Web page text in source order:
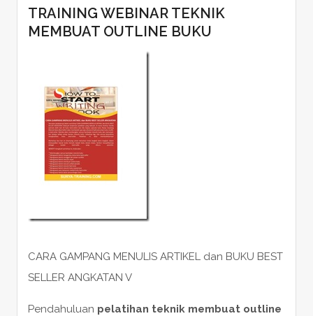
TRAINING WEBINAR TEKNIK
MEMBUAT OUTLINE BUKU
CARA GAMPANG MENULIS ARTIKEL dan BUKU BEST
SELLER ANGKATAN V
Pendahuluan pelatihan teknik membuat outline